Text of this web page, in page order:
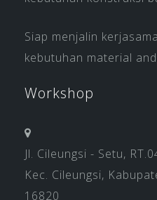
Siap menjalin
kebutuhan material
Workshop
Jl. Cileungsi - Setu,
Kec. Cileungsi,
16820